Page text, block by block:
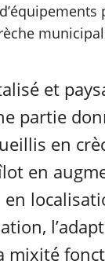
et
partie
en
en
en
mixité